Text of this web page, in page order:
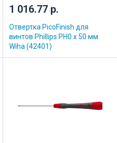
1 016.77 р.
Отвертка PicoFinish для
винтов Phillips PH0 x 50 мм
Wiha (42401)